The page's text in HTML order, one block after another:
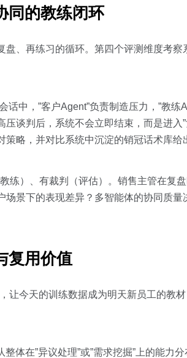
同的教练闭环
盘、再练习的循环。第四个评测维度考察
中，”客户Agent”负责制造压力，”教练
压谈判后，系统不会立即结束，而是进
略，并对比系统中沉淀的销冠话术库给
练）、有裁判（评估）。销售主管在复
景下的表现差异？多智能体的协同质量
复用价值
让今天的训练数据成为明天新员工的教
体在”异议处理”或”需求挖掘”上的能力